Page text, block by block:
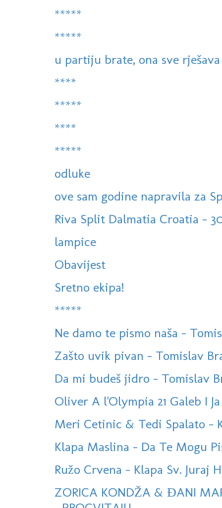
*****
*****
u partiju brate, ona sve rješava
****
*****
****
*****
odluke
ove sam godine napravila za
Riva Split Dalmatia Croatia -
lampice
Obavijest
Sretno ekipa!
*****
Ne damo te pismo naša -
Zašto uvik pivan - Tomislav
Da mi budeš jidro - Tomislav
Oliver A l'Olympia 21 Galeb I Ja
Meri Cetinic & Tedi Spalato -
Klapa Maslina - Da Te Mogu
Ružo Crvena - Klapa Sv. Juraj
ZORICA KONDŽA & ĐANI